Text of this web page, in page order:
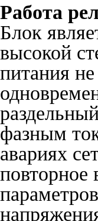
Работа
Блок
высокой
питания
фазным
авариях
повторное
параметров